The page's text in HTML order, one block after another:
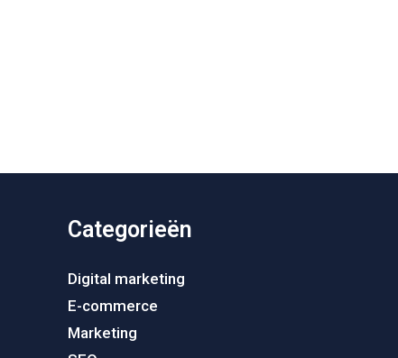
Categorieën
Digital marketing
E-commerce
Marketing